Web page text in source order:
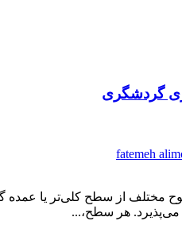
گردشگری
fatemeh
مختلف از سطح کلی‌تر یا عمده
می‌پذیرد. هر سطح،...